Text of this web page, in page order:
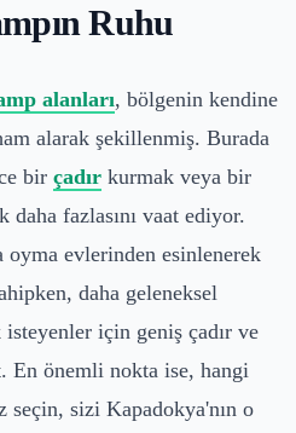
Ruhu
alanları, bölgenin kendine
alarak şekillenmiş. Burada
bir çadır kurmak veya bir
daha fazlasını vaat ediyor.
evlerinden esinlenerek
daha geleneksel
isteyenler için geniş çadır ve
En önemli nokta ise, hangi
seçin, sizi Kapadokya'nın o